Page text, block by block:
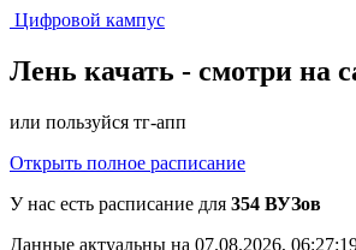
Цифровой кампус
Лень качать - смотри на
или пользуйся тг-апп
Открыть полное расписание
У нас есть расписание для 354 ВУЗов
Данные актуальны на 07.08.2026,